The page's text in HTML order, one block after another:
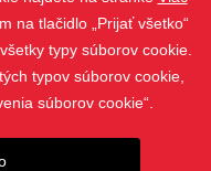
na tlačidlo „Prijať všetko“
typy súborov cookie.
typov súborov cookie,
súborov cookie“.